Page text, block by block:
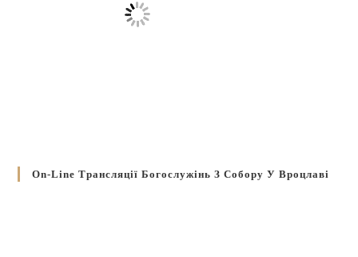
On-Line Трансляції Богослужінь З Собору У Вроцлаві